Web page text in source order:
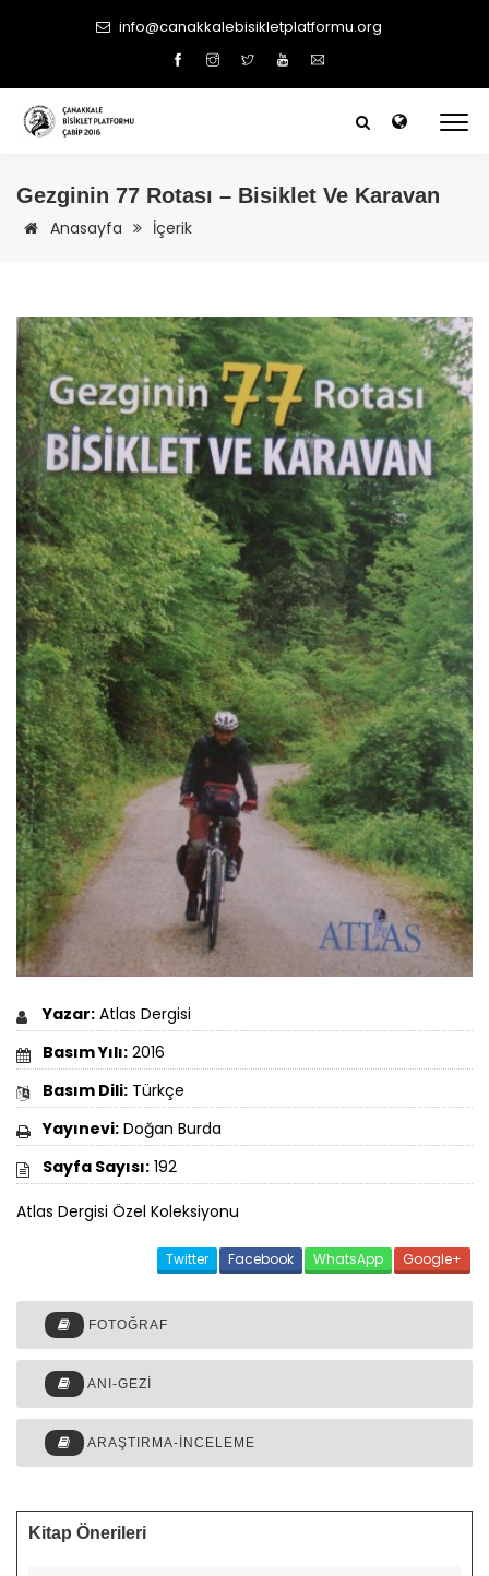
info@canakkalebisikletplatformu.org
Gezginin 77 Rotası – Bisiklet Ve Karavan
Anasayfa İçerik
Yazar: Atlas Dergisi
Basım Yılı: 2016
Basım Dili: Türkçe
Yayınevi: Doğan Burda
Sayfa Sayısı: 192
Atlas Dergisi Özel Koleksiyonu
Twitter Facebook WhatsApp Google+
FOTOĞRAF
ANI-GEZI
ARAŞTIRMA-İNCELEME
Kitap Önerileri